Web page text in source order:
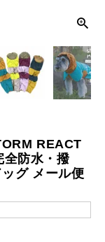
REACT
全防水・撥
グ メール便